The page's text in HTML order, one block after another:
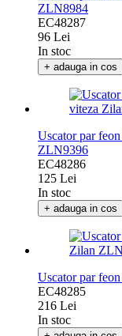
Uscator par
ZLN8984
EC48287
96 Lei
In stoc
Uscator par
ZLN9396
EC48286
125 Lei
In stoc
Uscator par
EC48285
216 Lei